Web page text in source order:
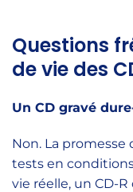
Questions
de vie des
Un CD gravé
Non. La promesse
tests en
vie réelle, un CD-